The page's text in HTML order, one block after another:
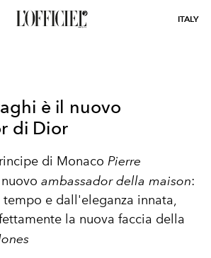
ITALY
è il nuovo
di Dior
di Monaco Pierre
ambassador della maison:
tempo e dall'eleganza innata,
la nuova faccia della